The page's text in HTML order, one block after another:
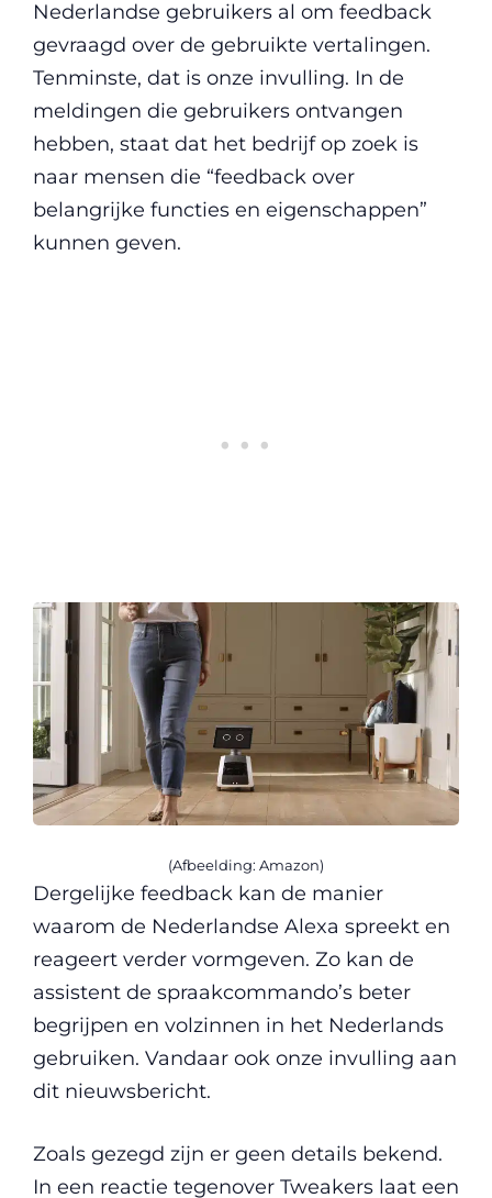
Nederlandse gebruikers al om feedback
gevraagd over de gebruikte vertalingen.
Tenminste, dat is onze invulling. In de
meldingen die gebruikers ontvangen
hebben, staat dat het bedrijf op zoek is
naar mensen die “feedback over
belangrijke functies en eigenschappen”
kunnen geven.
(Afbeelding: Amazon)
Dergelijke feedback kan de manier
waarom de Nederlandse Alexa spreekt en
reageert verder vormgeven. Zo kan de
assistent de spraakcommando’s beter
begrijpen en volzinnen in het Nederlands
gebruiken. Vandaar ook onze invulling aan
dit nieuwsbericht.
Zoals gezegd zijn er geen details bekend.
In een reactie tegenover Tweakers laat een